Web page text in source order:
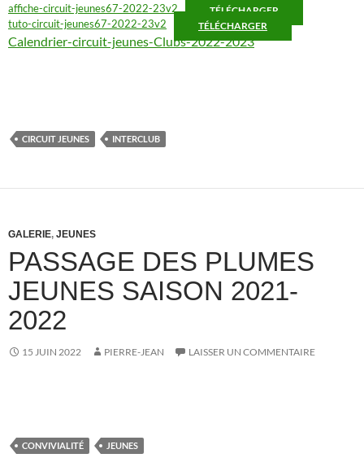
affiche-circuit-jeunes67-2022-23v2 TÉLÉCHARGER
tuto-circuit-jeunes67-2022-23v2 TÉLÉCHARGER
Calendrier-circuit-jeunes-Clubs-2022-2023
CIRCUIT JEUNES INTERCLUB
GALERIE, JEUNES
PASSAGE DES PLUMES
JEUNES SAISON 2021-
2022
15 JUIN 2022 PIERRE-JEAN LAISSER UN COMMENTAIRE
CONVIVIALITÉ JEUNES